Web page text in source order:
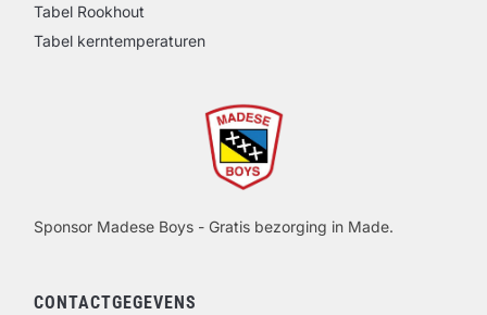
Tabel Rookhout
Tabel kerntemperaturen
Sponsor Madese Boys - Gratis bezorging in Made.
CONTACTGEGEVENS